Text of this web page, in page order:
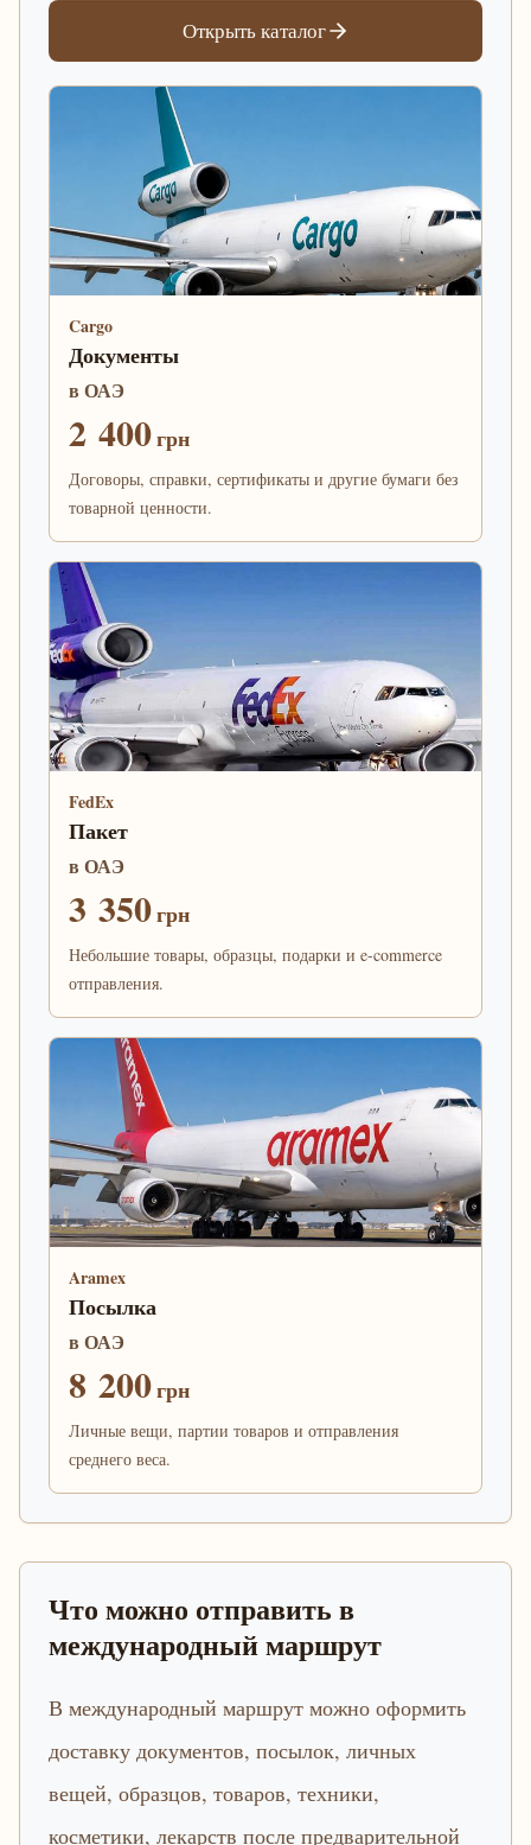
Открыть каталог
Cargo
Документы
в ОАЭ
2 400грн
Договоры, справки, сертификаты и другие бумаги без
товарной ценности.
FedEx
Пакет
в ОАЭ
3 350грн
Небольшие товары, образцы, подарки и e-commerce
отправления.
Aramex
Посылка
в ОАЭ
8 200грн
Личные вещи, партии товаров и отправления
среднего веса.
Что можно отправить в
международный маршрут
В международный маршрут можно оформить
доставку документов, посылок, личных
вещей, образцов, товаров, техники,
косметики, лекарств после предварительной